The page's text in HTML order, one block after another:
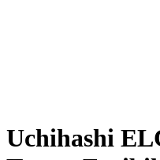
Uchihashi